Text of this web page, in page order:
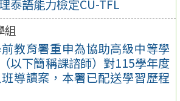
泰語能力檢定CU-TFL
組
教育署重申為協助高級中等學
以下簡稱課諮師）對115學年度
導讀案，本署已配送學習歷程